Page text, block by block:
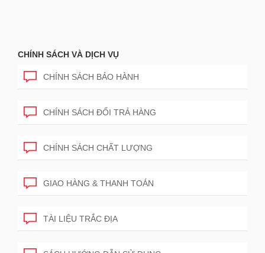
CHÍNH SÁCH VÀ DỊCH VỤ
CHÍNH SÁCH BẢO HÀNH
CHÍNH SÁCH ĐỔI TRẢ HÀNG
CHÍNH SÁCH CHẤT LƯỢNG
GIAO HÀNG & THANH TOÁN
TÀI LIỆU TRẮC ĐỊA